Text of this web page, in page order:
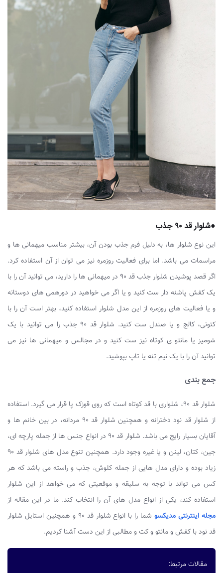
●شلوار قد ۹۰ جذب
این نوع شلوار ها، به دلیل فرم جذب بودن آن، بیشتر مناسب میهمانی ها و
مراسمات می باشد. اما برای فعالیت روزمره نیز می توان از آن استفاده کرد.
اگر قصد پوشیدن شلوار جذب قد ۹۰ در میهمانی ها را دارید، می توانید آن را با
یک کفش پاشنه دار ست کنید و یا اگر می خواهید در دورهمی های دوستانه
و یا فعالیت های روزمره از این مدل شلوار استفاده کنید، بهتر است آن را با
کتونی، کالج و یا صندل ست کنید. شلوار قد ۹۰ جذب را می توانید با یک
شومیز یا مانتو ی کوتاه نیز ست کنید و در مجالس و میهمانی ها نیز می
توانید آن را با یک نیم تنه یا تاپ بپوشید.
جمع بندی
شلوار قد ۹۰، شلواری با قد کوتاه است که روی قوزک پا قرار می گیرد. استفاده
از شلوار قد نود دخترانه و همچنین شلوار قد ۹۰ مردانه، در بین خانم ها و
آقایان بسیار رایج می باشد. شلوار قد ۹۰ در انواع جنس ها از جمله پارچه ای،
جین، کتان، لینن و یا غیره وجود دارد. همچنین تنوع مدل های شلوار قد ۹۰
زیاد بوده و دارای مدل هایی از جمله کلوش، جذب و راسته می باشد که هر
کس می تواند با توجه به سلیقه و موقعیتی که می خواهد از این شلوار
استفاده کند، یکی از انواع مدل های آن را انتخاب کند. ما در این مقاله از
مجله اینترنتی مدیکسو
شما را با انواع شلوار قد ۹۰ و همچنین استایل شلوار
قد نود با کفش و مانتو و کت و مطالبی از این دست آشنا کردیم.
مقالات مرتبط: